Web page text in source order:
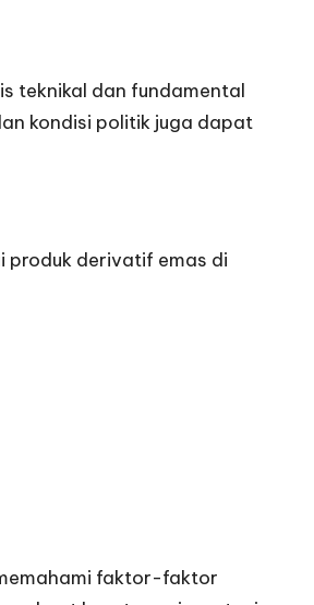
teknikal dan fundamental
kondisi politik juga dapat
produk derivatif emas di
faktor-faktor